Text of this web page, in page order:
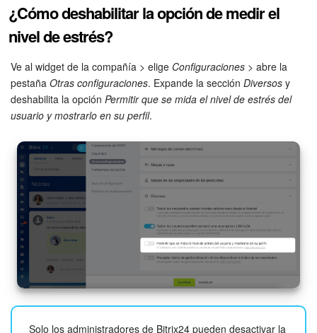
¿Cómo deshabilitar la opción de medir el
nivel de estrés?
Ve al widget de la compañía > elige Configuraciones > abre la
pestaña Otras configuraciones. Expande la sección Diversos y
deshabilita la opción Permitir que se mida el nivel de estrés del
usuario y mostrarlo en su perfil.
Solo los administradores de Bitrix24 pueden desactivar la